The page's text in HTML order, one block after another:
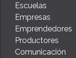
Escuelas
Empresas
Emprendedores
Productores
Comunicación